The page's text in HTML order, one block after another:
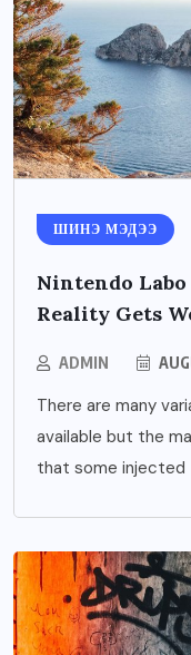
ШИНЭ МЭДЭЭ
Nintendo
Reality Gets
ADMIN
There are many
available but the
that some injected